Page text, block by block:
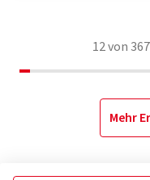
12von 367
Mehr